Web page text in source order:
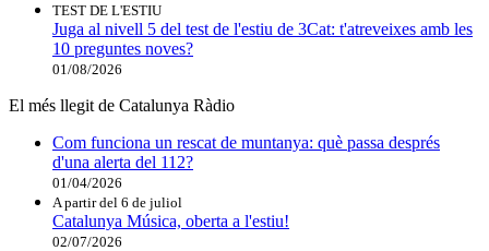
TEST DE L'ESTIU
Juga al nivell 5 del test de l'estiu de 3Cat: t'atreveixes amb les
10 preguntes noves?
01/08/2026
El més llegit de Catalunya Ràdio
Com funciona un rescat de muntanya: què passa després
d'una alerta del 112?
01/04/2026
A partir del 6 de juliol
Catalunya Música, oberta a l'estiu!
02/07/2026